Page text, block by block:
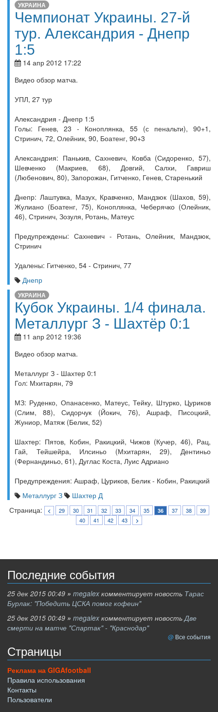
УКРАИНА
Чемпионат Украины. 27-й
тур. Александрия - Днепр
1:5
14 апр 2012 17:22
Видео обзор матча.
УПЛ, 27 тур
Александрия - Днепр 1:5
Голы: Генев, 23 - Коноплянка, 55 (с пенальти), 90+1,
Стринич, 72, Олейник, 90, Боатенг, 90+3
Александрия: Панькив, Сахневич, Ковба (Сидоренко, 57),
Шевченко (Макриев, 68), Довгий, Салхи, Гавриш
(Любенович, 80), Запорожан, Гитченко, Генев, Старенький
Днепр: Лаштувка, Мазух, Кравченко, Мандзюк (Шахов, 59),
Жулиано (Боатенг, 75), Коноплянка, Чеберячко (Олейник,
46), Стринич, Зозуля, Ротань, Матеус
Предупреждены: Сахневич - Ротань, Олейник, Мандзюк,
Стринич
Удалены: Гитченко, 54 - Стринич, 77
Днепр
УКРАИНА
Кубок Украины. 1/4 финала.
Металлург З - Шахтёр 0:1
11 апр 2012 19:36
Видео обзор матча.
Металлург З - Шахтер 0:1
Гол: Мхитарян, 79
МЗ: Руденко, Опанасенко, Матеус, Тейку, Штурко, Цуриков
(Слим, 88), Сидорчук (Йокич, 76), Ашраф, Писоцкий,
Жуниор, Матяж (Белик, 52)
Шахтер: Пятов, Кобин, Ракицкий, Чижов (Кучер, 46), Рац,
Гай, Тейшейра, Илсиньо (Мхитарян, 29), Дентиньо
(Фернандиньо, 61), Дуглас Коста, Луис Адриано
Предупреждения: Ашраф, Цуриков, Белик - Кобин, Ракицкий
Металлург З
Шахтер Д
Страница:
< 29 30 31 32 33 34 35 36 37 38
39
40
41 42 43 >
Последние события
25 дек 2015 00:49 » megalex комментирует новость Тарас
Бурлак: "Победить ЦСКА помог кофеин"
25 дек 2015 00:49 » megalex комментирует новостьДве
смерти на матче "Спартак" - "Краснодар"
Все события
Страницы
Реклама на GIGAfootball
Правила использования
Контакты
Пользователи